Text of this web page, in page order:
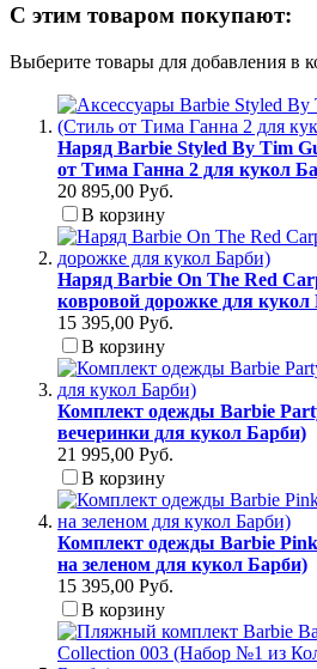
С этим товаром покупают:
Выберите товары для добавления в
Наряд Barbie Styled By Tim
от Тима Ганна 2 для кукол
20 895,00 Руб.
В корзину
Наряд Barbie On The Red
ковровой дорожке для кукол
15 395,00 Руб.
В корзину
Комплект одежды Barbie
вечеринки для кукол Барби)
21 995,00 Руб.
В корзину
Комплект одежды Barbie
на зеленом для кукол Барби)
15 395,00 Руб.
В корзину